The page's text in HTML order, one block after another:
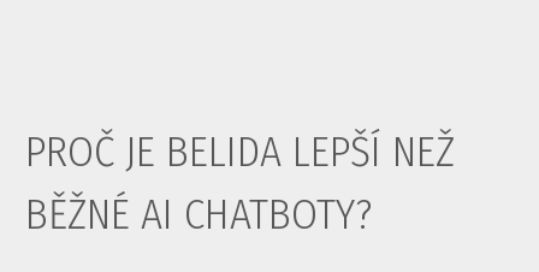
PROČ JE BELIDA LEPŠÍ NEŽ
BĚŽNÉ AI CHATBOTY?